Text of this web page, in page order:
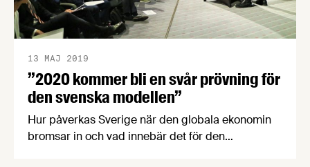
”2020 kommer bli en svår prövning för
den svenska modellen”
13 MAJ 2019
Hur påverkas Sverige när den globala ekonomin
bromsar in och vad innebär det för den